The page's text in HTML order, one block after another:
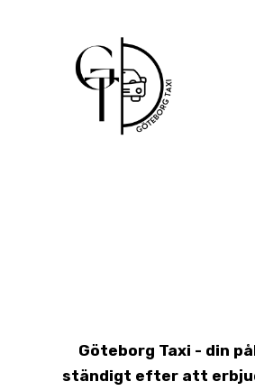
Göteborg Taxi - din
ständigt efter att